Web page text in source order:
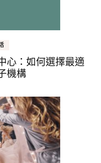
心：如何選擇最適
機構